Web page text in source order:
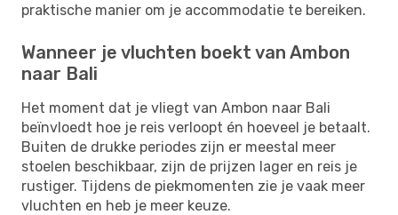
praktische manier om je accommodatie te bereiken.
Wanneer je vluchten boekt van Ambon
naar Bali
Het moment dat je vliegt van Ambon naar Bali
beïnvloedt hoe je reis verloopt én hoeveel je betaalt.
Buiten de drukke periodes zijn er meestal meer
stoelen beschikbaar, zijn de prijzen lager en reis je
rustiger. Tijdens de piekmomenten zie je vaak meer
vluchten en heb je meer keuze.